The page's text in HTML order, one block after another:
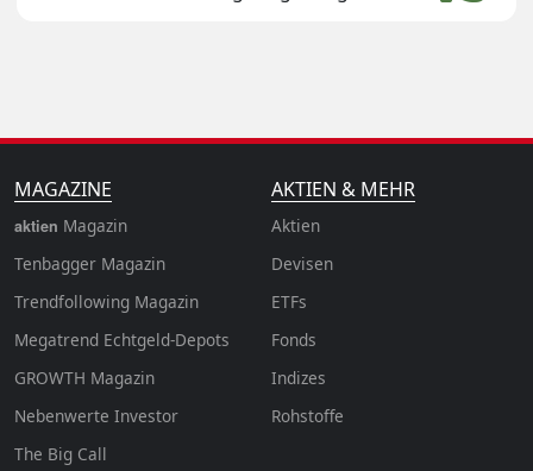
MAGAZINE
aktien Magazin
Tenbagger Magazin
Trendfollowing Magazin
Megatrend Echtgeld-Depots
GROWTH Magazin
Nebenwerte Investor
The Big Call
AKTIEN & MEHR
Aktien
Devisen
ETFs
Fonds
Indizes
Rohstoffe